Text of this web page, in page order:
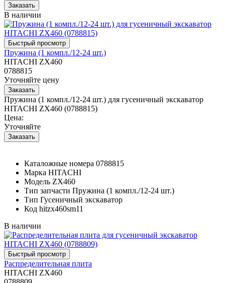
В наличии
Пружина (1 компл./12-24 шт.)
HITACHI ZX460
0788815
Уточняйте цену
Пружина (1 компл./12-24 шт.) для гусеничный экскаватор
HITACHI ZX460 (0788815)
Цена:
Уточняйте
Каталожные номера 0788815
Марка HITACHI
Модель ZX460
Тип запчасти Пружина (1 компл./12-24 шт.)
Тип Гусеничный экскаватор
Код hitzx460sm11
В наличии
Распределительная плита
HITACHI ZX460